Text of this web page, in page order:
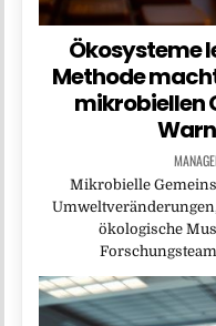
Ökosysteme
Methode
mikrobiellen
Mikrobielle
ökologische